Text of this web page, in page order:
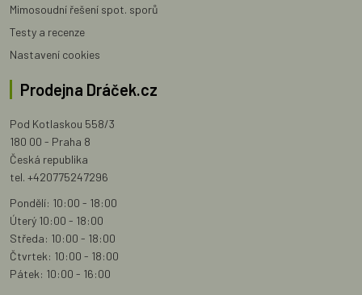
Mimosoudní řešení spot. sporů
Testy a recenze
Nastavení cookies
Prodejna Dráček.cz
Pod Kotlaskou 558/3
180 00 - Praha 8
Česká republika
tel. +420775247296
Pondělí: 10:00 - 18:00
Úterý 10:00 - 18:00
Středa: 10:00 - 18:00
Čtvrtek: 10:00 - 18:00
Pátek: 10:00 - 16:00